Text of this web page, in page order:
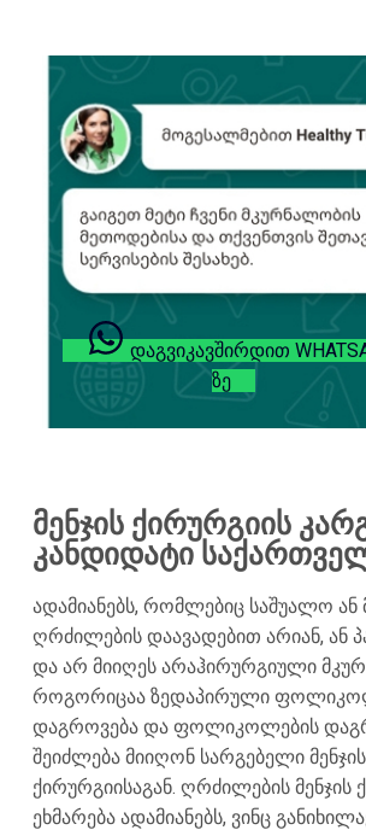
ᲓᲐᲒᲕᲘᲙᲐᲕᲨᲘᲠᲓᲘᲗ
ᲖᲔ
მენჯის ქირურგიის
კანდიდატი
ადამიანებს, რომლებიც საშუალო ან
ღრძილების დაავადებით არიან, ან
და არ მიიღეს არაჰირურგიული
როგორიცაა ზედაპირული
დაგროვება და ფოლიკოლების
შეიძლება მიიღონ სარგებელი მენჯის
ქირურგიისაგან. ღრძილების მენჯის
ეხმარება ადამიანებს, ვინც